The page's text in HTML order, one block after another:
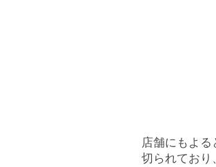
店舗にもよ
切られており